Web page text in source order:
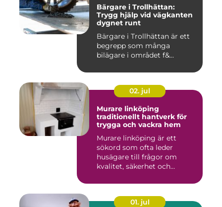
Bärgare i Trollhättan:
Trygg hjälp vid vägkanten
dygnet runt
Bärgare i Trollhättan är ett
begrepp som många
bilägare i området f&...
02. jul
Murare linköping
traditionellt hantverk för
trygga och vackra hem
Murare linköping är ett
sökord som ofta leder
husägare till frågor om
kvalitet, säkerhet och
01. jul